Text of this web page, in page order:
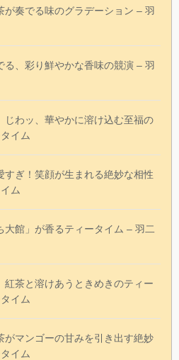
が奏でる味のグラデーション – 羽
る、彩り鮮やかな香味の競演 – 羽
じわッ、華やかに溶け込む至福の
イム
すぎ！笑顔が生まれる絶妙な相性
ム
大館」が香るティータイム – 羽二
紅茶と溶けあうときめきのティー
イム
がマンゴーの甘みを引き出す絶妙
イム